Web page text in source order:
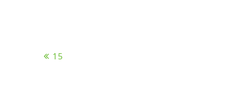
Navigation
15